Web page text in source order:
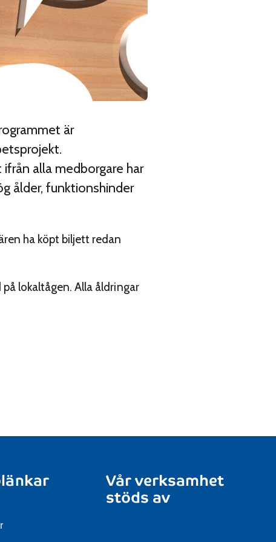
är
alla medborgare har
ålder, funktionshinder
ha köpt biljett redan
lokaltågen. Alla åldringar
Vår verksamhet
stöds av